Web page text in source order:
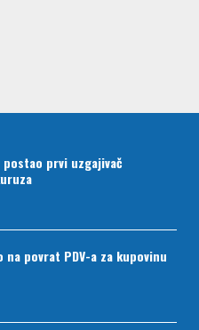
prvi uzgajivač
na povrat PDV-a za kupovinu